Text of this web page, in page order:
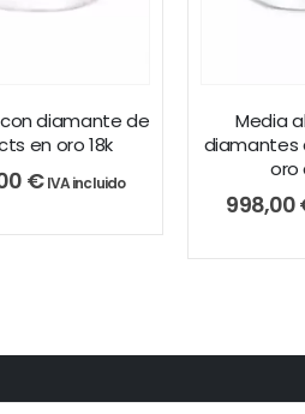
diamante de
en oro 18k
€ IVA incluido
Media
diamantes
oro
998,00